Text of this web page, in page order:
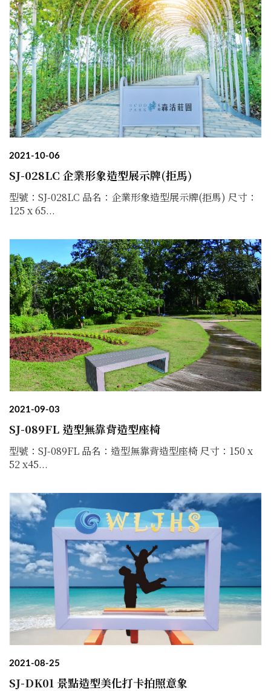
2021-10-06
SJ-028LC 企業形象造型展示牌(拒馬)
型號：SJ-028LC 品名：企業形象造型展示牌(拒馬) 尺寸：
125 x 65...
2021-09-03
SJ-089FL 造型無靠背造型座椅
型號：SJ-089FL 品名：造型無靠背造型座椅 尺寸：150 x
52 x45...
2021-08-25
SJ-DK01 景點造型美化打卡拍照意象